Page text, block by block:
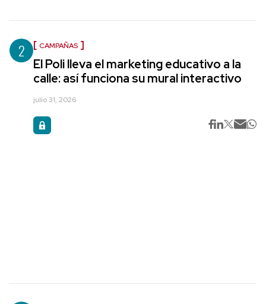
2 CAMPAÑAS
El Poli lleva el marketing educativo a la
calle: así funciona su mural interactivo
julio 31, 2026